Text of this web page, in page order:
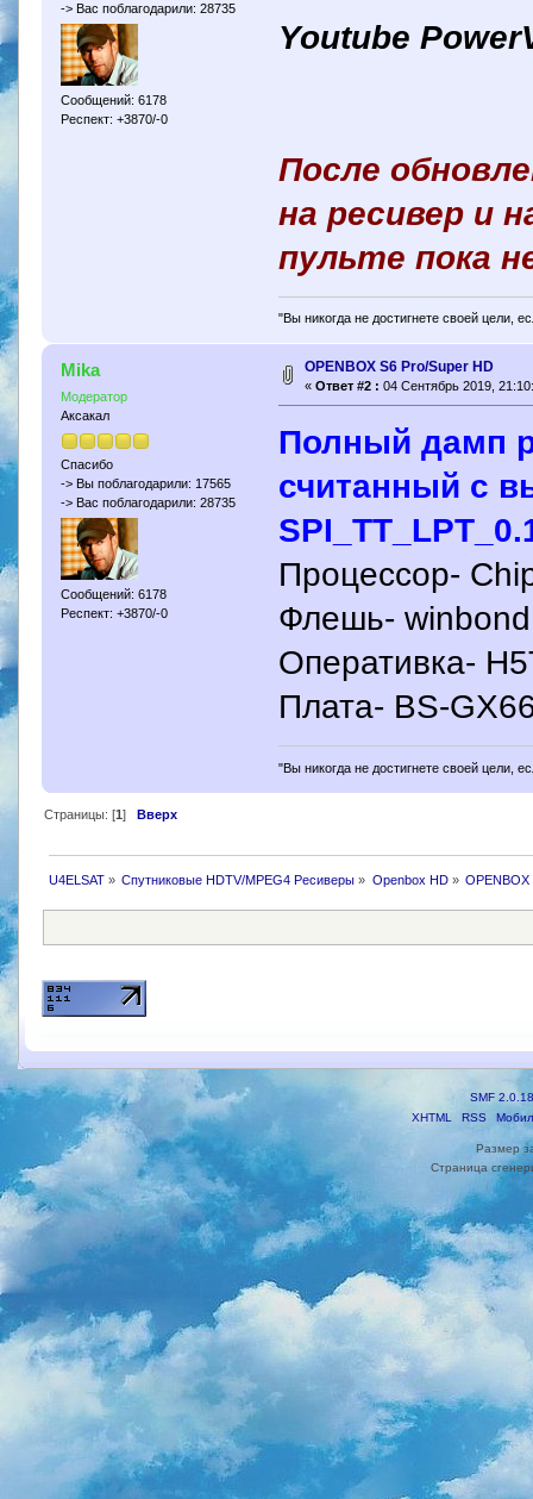
-> Вас поблагодарили: 28735
Сообщений: 6178
Респект: +3870/-0
Youtube
После
на ресивер и
пульте пока
"Вы никогда не достигнете своей цели,
Mika
Модератор
Аксакал
Спасибо
-> Вы поблагодарили: 17565
-> Вас поблагодарили: 28735
Сообщений: 6178
Респект: +3870/-0
OPENBOX S6 Pro/Super HD
« Ответ #2 : 04 Сентябрь 2019,
Полный дамп
считанный с
Процессор-
Флешь-
Оперативка-
Плата- BS-
"Вы никогда не достигнете своей цели,
Страницы: [1] Вверх
U4ELSAT» Спутниковые HDTV/MPEG4 Ресиверы » Openbox HD» OPENBOX
SMF 2.0.18
XHTML
RSS
Размер
Страница